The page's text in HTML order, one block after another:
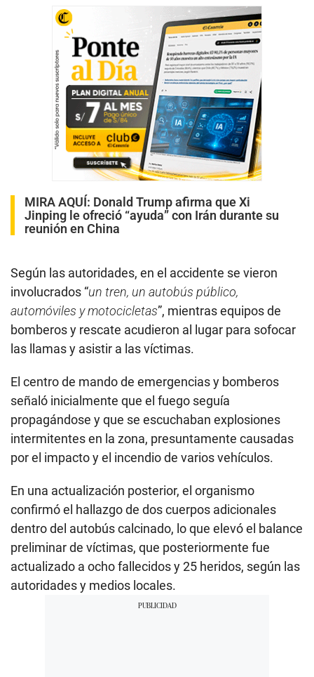
MIRA AQUÍ: Donald Trump afirma que Xi
Jinping le ofreció “ayuda” con Irán durante su
reunión en China
Según las autoridades, en el accidente se vieron
involucrados “un tren, un autobús público,
automóviles y motocicletas”, mientras equipos de
bomberos y rescate acudieron al lugar para sofocar
las llamas y asistir a las víctimas.
El centro de mando de emergencias y bomberos
señaló inicialmente que el fuego seguía
propagándose y que se escuchaban explosiones
intermitentes en la zona, presuntamente causadas
por el impacto y el incendio de varios vehículos.
En una actualización posterior, el organismo
confirmó el hallazgo de dos cuerpos adicionales
dentro del autobús calcinado, lo que elevó el balance
preliminar de víctimas, que posteriormente fue
actualizado a ocho fallecidos y 25 heridos, según las
autoridades y medios locales.